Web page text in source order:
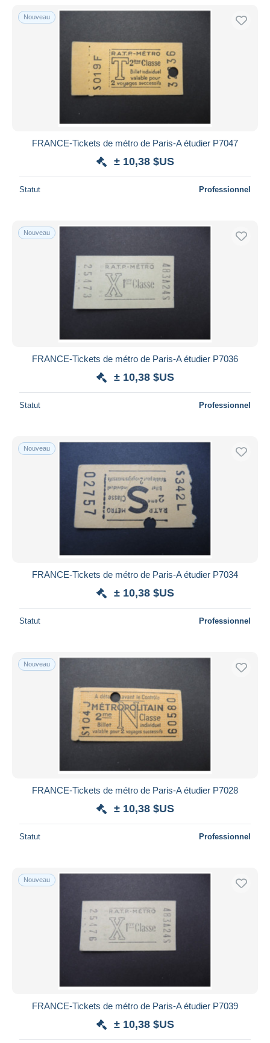
Uniquement en réduction
Méthodes de paiement
PayPal
Virement bancaire
Mastercard
Bancontact
Tout désélectionner
Monde entier
Nouveau
FRANCE-Tickets de métro de Paris-A étudier P7047
± 10,38 $US
Statut Professionnel
Nouveau
FRANCE-Tickets de métro de Paris-A étudier P7036
± 10,38 $US
Statut Professionnel
Nouveau
FRANCE-Tickets de métro de Paris-A étudier P7034
± 10,38 $US
Statut Professionnel
Nouveau
FRANCE-Tickets de métro de Paris-A étudier P7028
± 10,38 $US
Statut Professionnel
Nouveau
FRANCE-Tickets de métro de Paris-A étudier P7039
± 10,38 $US